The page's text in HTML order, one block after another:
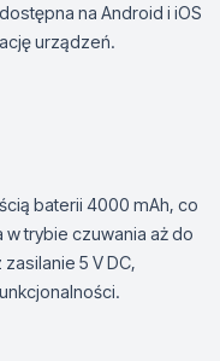
na Android i iOS
urządzeń.
baterii 4000 mAh, co
w trybie czuwania aż do
5 V DC,